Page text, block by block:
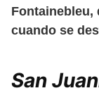
Fontainebleu,
cuando se
San